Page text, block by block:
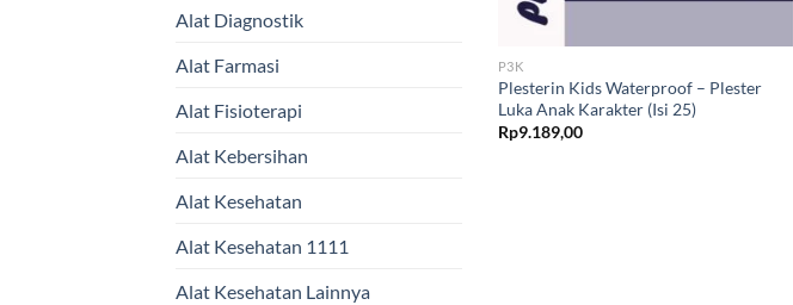
Alat Diagnostik
Alat Farmasi
Alat Fisioterapi
Alat Kebersihan
Alat Kesehatan
Alat Kesehatan 1111
Alat Kesehatan Lainnya
P3K
Plesterin Kids Waterproof – Plester
Luka Anak Karakter (Isi 25)
Rp9.189,00